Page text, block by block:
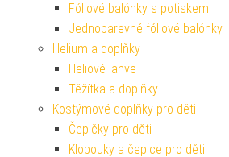
Fóliové balónky s potiskem
Jednobarevné fóliové balónky
Helium a doplňky
Heliové lahve
Těžítka a doplňky
Kostýmové doplňky pro děti
Čepičky pro děti
Klobouky a čepice pro děti